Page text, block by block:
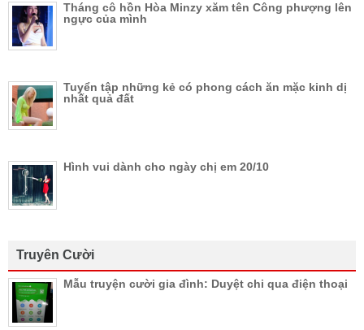
Tháng cô hồn Hòa Minzy xăm tên Công phượng lên
ngực của mình
Tuyển tập những kẻ có phong cách ăn mặc kinh dị
nhất quả đất
Hình vui dành cho ngày chị em 20/10
Truyên Cười
Mẫu truyện cười gia đình: Duyệt chi qua điện thoại